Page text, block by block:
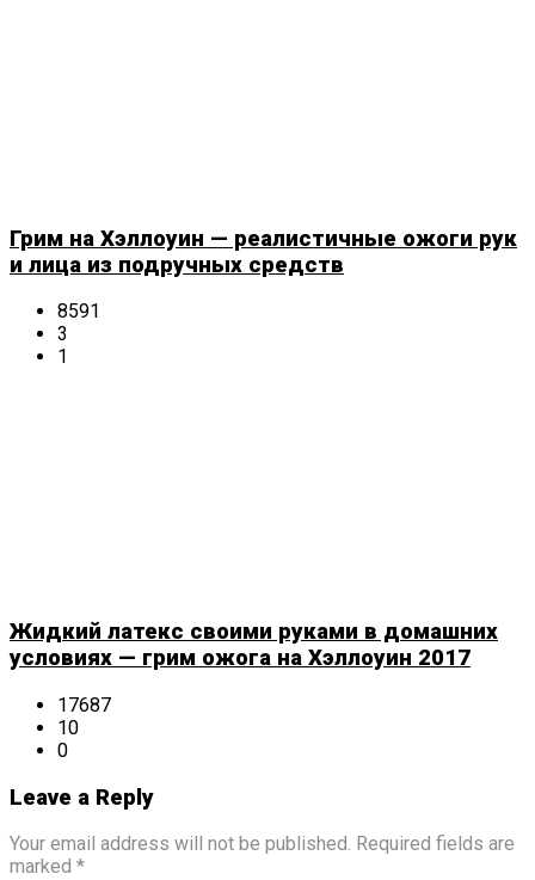
Грим на Хэллоуин — реалистичные ожоги рук
и лица из подручных средств
8591
3
1
Жидкий латекс своими руками в домашних
условиях — грим ожога на Хэллоуин 2017
17687
10
0
Leave a Reply
Your email address will not be published. Required fields are
marked *